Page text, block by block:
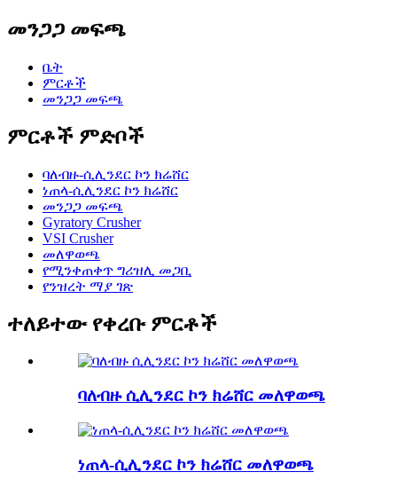
መንጋጋ መፍጫ
ቤት
ምርቶች
መንጋጋ መፍጫ
ምርቶች ምድቦች
ባለብዙ-ሲሊንደር ኮን ክሬሸር
ነጠላ-ሲሊንደር ኮን ክሬሸር
መንጋጋ መፍጫ
Gyratory Crusher
VSI Crusher
መለዋወጫ
የሚንቀጠቀጥ ግሪዝሊ መጋቢ
የንዝረት ማያ ገጽ
ተለይተው የቀረቡ ምርቶች
ባለብዙ ሲሊንደር ኮን ክሬሸር መለዋወጫ
ነጠላ-ሲሊንደር ኮን ክሬሸር መለዋወጫ